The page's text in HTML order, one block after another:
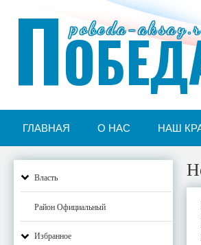
pobeda-
П
ГЛАВНАЯ О НАС НАШ
Власть
Район Официальный
Избранное